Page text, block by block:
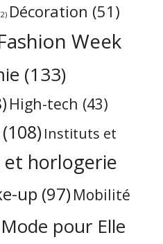
Décoration (51)
Week
(133)
High-tech (43)
(108) Instituts et
et horlogerie
up (97) Mobilité
Mode pour Elle